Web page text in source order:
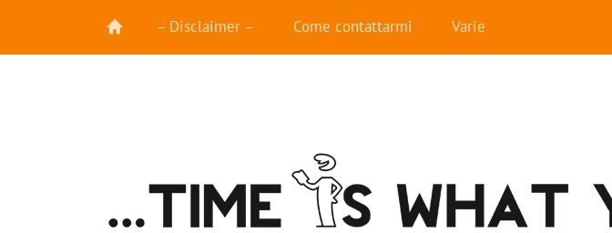
– Disclaimer – Come contattarmi Varie